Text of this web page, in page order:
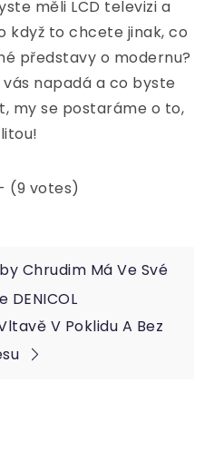
měli LCD televizi a
když to chcete jinak, co
představy o modernu?
napadá a co byste
my se postaráme o to,
(9 votes)
Chrudim Má Ve Své
DENICOL
V Poklidu A Bez